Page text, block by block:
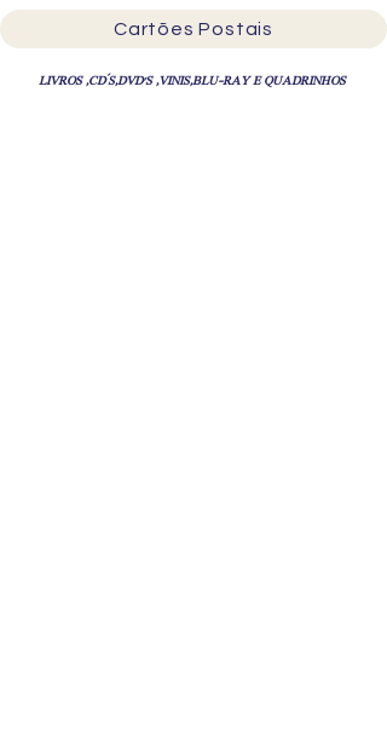
Cartões Postais
LIVROS ,CD´S,DVD'S ,VINIS,BLU-RAY E QUADRINHOS